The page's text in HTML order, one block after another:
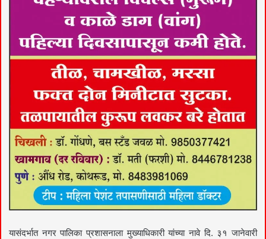
यासंदर्भात नगर पालिका प्रशासनाला मुख्याधिकारी यांच्या नावे दि. ३१ जानेवारी